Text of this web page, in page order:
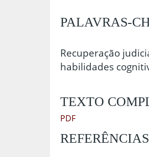
PALAVRAS-
Recuperação
habilidades
TEXTO
PDF
REFERÊNCIAS